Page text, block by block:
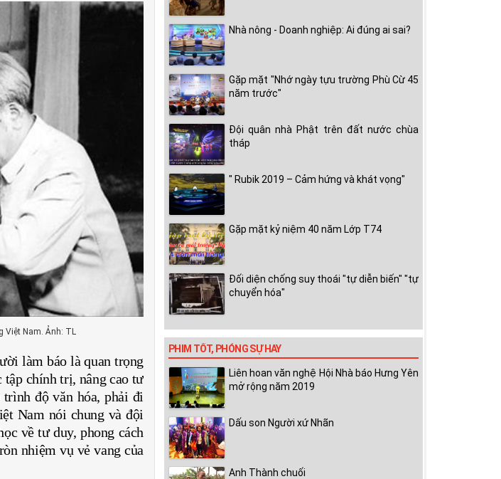
Việt Nam. Ảnh: TL
làm báo là quan trọng
tập chính trị, nâng cao tư
độ văn hóa, phải đi
Nam nói chung và đội
về tư duy, phong cách
nhiệm vụ vẻ vang của
Nhà nông - Doanh nghiệp: Ai đúng ai sai?
Gặp mặt "Nhớ ngày tựu trường Phù Cừ 45
năm trước"
Đội quân nhà Phật trên đất nước chùa
tháp
" Rubik 2019 – Cảm hứng và khát vọng"
Gặp mặt kỷ niệm 40 năm Lớp T74
Đối diện chống suy thoái "tự diễn biến" "tự
chuyển hóa"
PHIM TỐT, PHÓNG SỰ HAY
Liên hoan văn nghệ Hội Nhà báo Hưng Yên
mở rộng năm 2019
Dấu son Người xứ Nhãn
Anh Thành chuối